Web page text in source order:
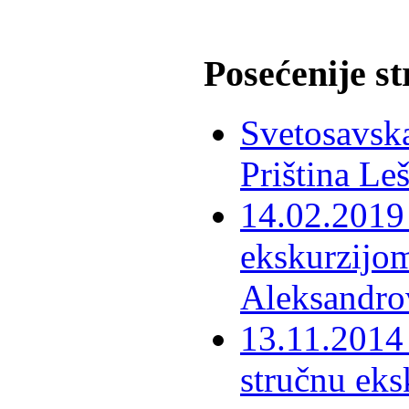
Posećenije
Priština
stručnu